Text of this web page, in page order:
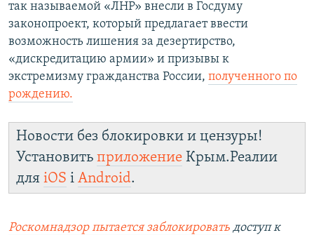
так называемой «ЛНР» внесли в Госдуму
законопроект, который предлагает ввести
возможность лишения за дезертирство,
«дискредитацию армии» и призывы к
экстремизму гражданства России, полученного по
рождению.
Новости без блокировки и цензуры!
Установить приложение Крым.Реалии
для iOS і Android.
Роскомнадзор пытается заблокировать доступ к